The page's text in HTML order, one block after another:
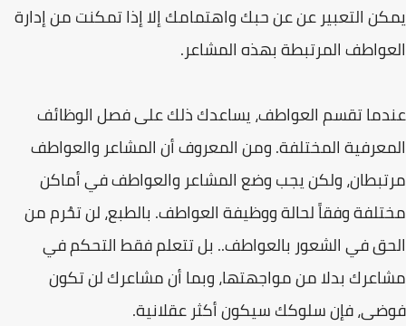
یمكن التعبیر عن عن حبك واھتمامك إلا إذا تمكنت من إدارة
العواطف المرتبطة بھذه المشاعر.
عندما تقسم العواطف، یساعدك ذلك على فصل الوظائف
المعرفیة المختلفة. ومن المعروف أن المشاعر والعواطف
مرتبطان، ولكن یجب وضع المشاعر والعواطف في أماكن
مختلفة وفقاً لحالة ووظیفة العواطف. بالطبع، لن تحُرم من
الحق في الشعور بالعواطف.. بل تتعلم فقط التحكم في
مشاعرك بدلا من مواجھتھا، وبما أن مشاعرك لن تكون
فوضى، فإن سلوكك سیكون أكثر عقلانیة.